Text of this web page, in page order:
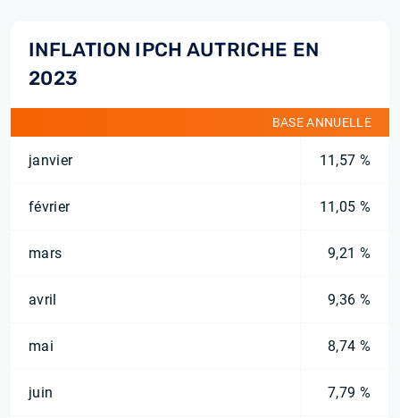
INFLATION IPCH AUTRICHE EN
2023
BASE ANNUELLE
janvier 11,57 %
février 11,05 %
mars 9,21 %
avril 9,36 %
mai 8,74 %
juin 7,79 %